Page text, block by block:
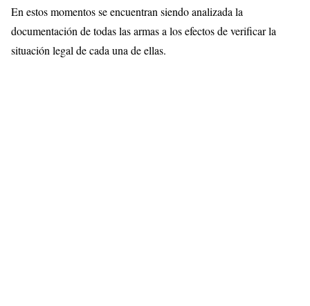
En estos momentos se encuentran siendo analizada la
documentación de todas las armas a los efectos de verificar la
situación legal de cada una de ellas.